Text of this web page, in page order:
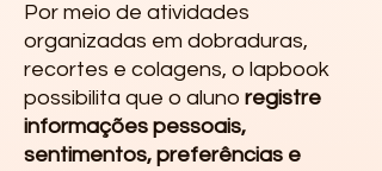
Por meio de atividades
organizadas em dobraduras,
recortes e colagens, o lapbook
possibilita que o aluno registre
informações pessoais,
sentimentos, preferências e